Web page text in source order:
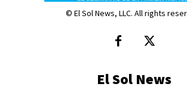
© El Sol News, LLC. All rights
El Sol News